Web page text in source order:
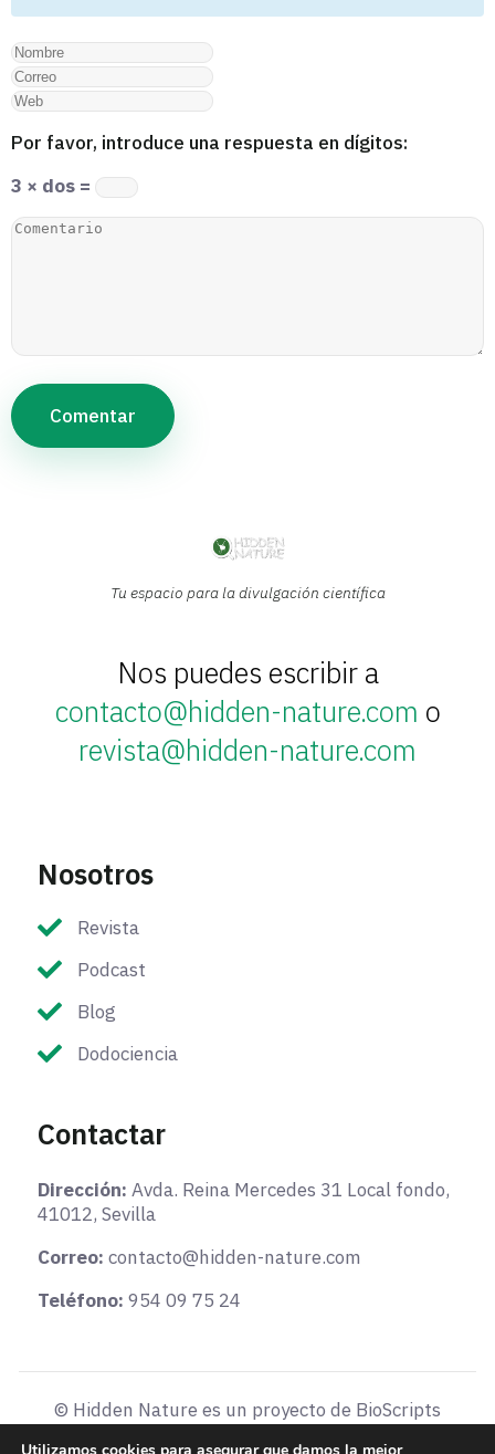
Por favor, introduce una respuesta en dígitos:
3 × dos =
Tu espacio para la divulgación científica
Nos puedes escribir a
contacto@hidden-nature.com o
revista@hidden-nature.com
Nosotros
Revista
Podcast
Blog
Dodociencia
Contactar
Dirección: Avda. Reina Mercedes 31 Local fondo,
41012, Sevilla
Correo: contacto@hidden-nature.com
Teléfono: 954 09 75 24
© Hidden Nature es un proyecto de BioScripts